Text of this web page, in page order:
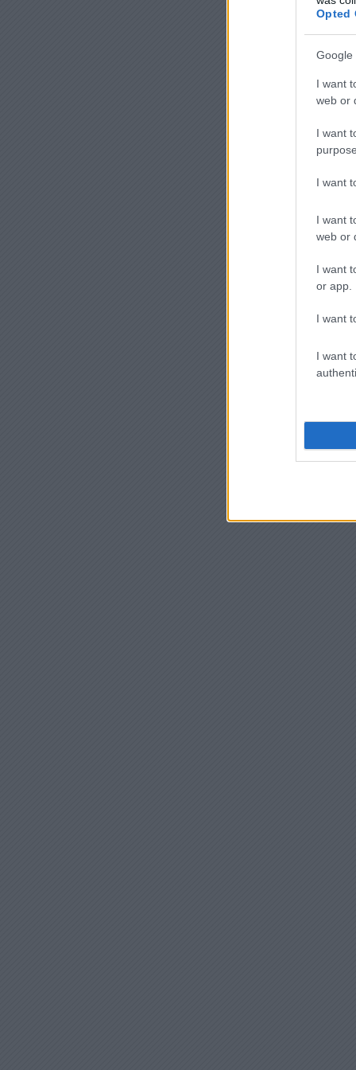
Opted
Google
I want
web or
I want
I want
I want
web or
I want
or app.
I want
I want